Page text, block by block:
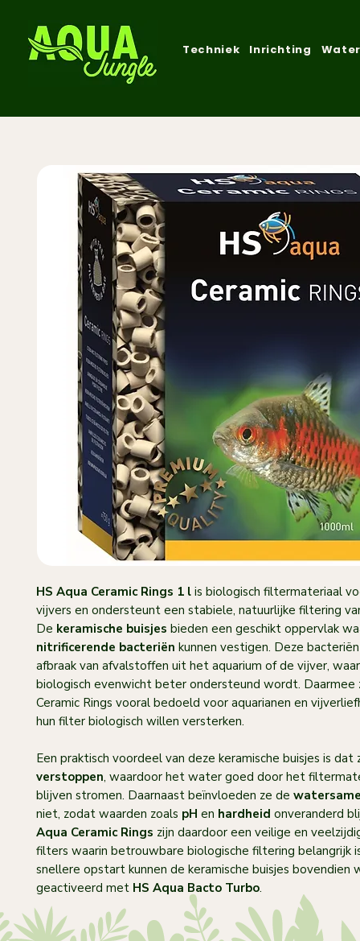
Techniek Inrichting
HS Aqua Ceramic Rings 1 l is biologisch filtermateriaal
vijvers en ondersteunt een stabiele, natuurlijke filtering
De keramische buisjes bieden een geschikt oppervlak
nitrificerende bacteriën kunnen vestigen. Deze
afbraak van afvalstoffen uit het aquarium of de vijver,
biologisch evenwicht beter ondersteund wordt. Daarmee
Ceramic Rings vooral bedoeld voor aquarianen en
hun filter biologisch willen versterken.
Een praktisch voordeel van deze keramische buisjes is dat
verstoppen, waardoor het water goed door het
blijven stromen. Daarnaast beïnvloeden ze de
niet, zodat waarden zoals pH en hardheid onveranderd
Aqua Ceramic Rings zijn daardoor een veilige en
filters waarin betrouwbare biologische filtering belangrijk
snellere opstart kunnen de keramische buisjes bovendien
geactiveerd met HS Aqua Bacto Turbo.